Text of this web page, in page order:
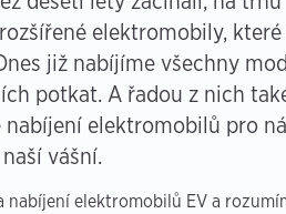
elektromobily,
již nabíjíme všechny
potkat. A řadou z nich
elektromobilů pro
vášní.
nabíjení elektromobilů EV a